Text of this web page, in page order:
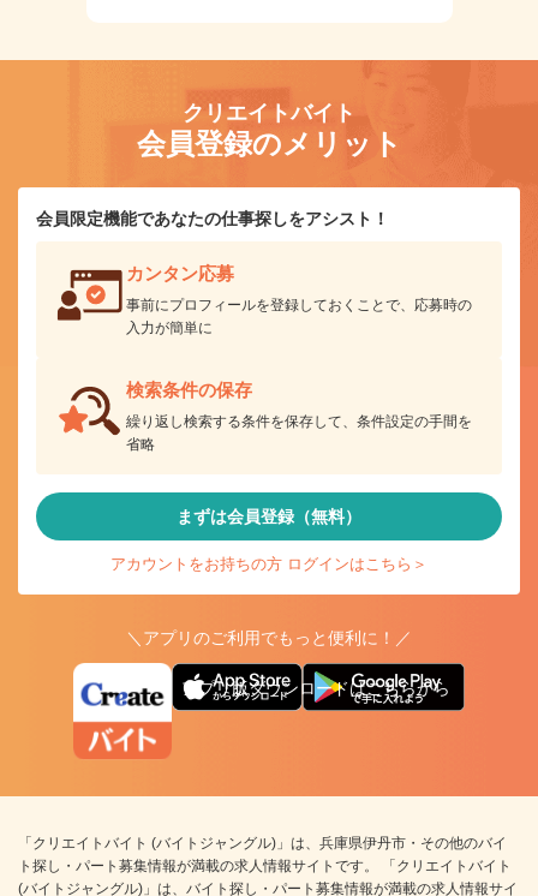
クリエイトバイト
会員登録のメリット
会員限定機能であなたの仕事探しをアシスト！
カンタン応募
事前にプロフィールを登録しておくことで、応募時の
入力が簡単に
検索条件の保存
繰り返し検索する条件を保存して、条件設定の手間を
省略
まずは会員登録（無料）
アカウントをお持ちの方 ログインはこちら＞
＼アプリのご利用でもっと便利に！／
アプリ版ダウンロードはこちらから
「クリエイトバイト (バイトジャングル)」は、兵庫県伊丹市・その他のバイ
ト探し・パート募集情報が満載の求人情報サイトです。 「クリエイトバイト
(バイトジャングル)」は、バイト探し・パート募集情報が満載の求人情報サイ